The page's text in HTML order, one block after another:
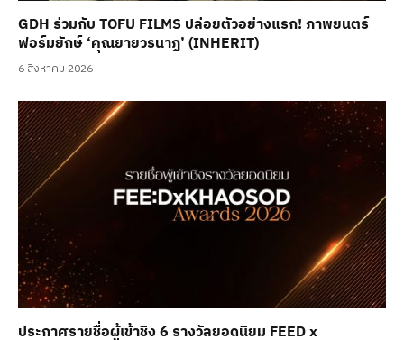
GDH ร่วมกับ TOFU FILMS ปล่อยตัวอย่างแรก! ภาพยนตร์
ฟอร์มยักษ์ ‘คุณยายวรนาฏ’ (INHERIT)
6 สิงหาคม 2026
ประกาศรายชื่อผู้เข้าชิง 6 รางวัลยอดนิยม FEED x